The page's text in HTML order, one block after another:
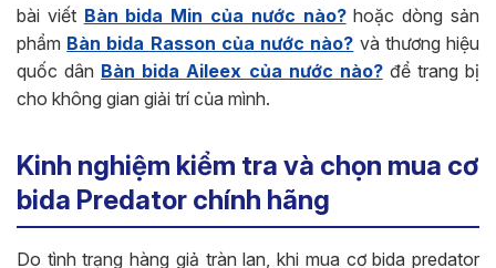
bài viết Bàn bida Min của nước nào?hoặc dòng sản
phẩm Bàn bida Rasson của nước nào? và thương hiệu
quốc dân Bàn bida Aileex của nước nào?để trang bị
cho không gian giải trí của mình.
Kinh nghiệm kiểm tra và chọn mua cơ
bida Predator chính hãng
Do tình trạng hàng giả tràn lan, khi mua cơ bida predator